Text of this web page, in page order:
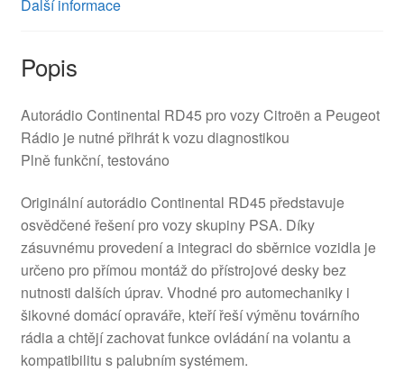
Další informace
Popis
Autorádio Continental RD45 pro vozy Citroën a Peugeot
Rádio je nutné přihrát k vozu diagnostikou
Plně funkční, testováno
Originální autorádio Continental RD45 představuje
osvědčené řešení pro vozy skupiny PSA. Díky
zásuvnému provedení a integraci do sběrnice vozidla je
určeno pro přímou montáž do přístrojové desky bez
nutnosti dalších úprav. Vhodné pro automechaniky i
šikovné domácí opraváře, kteří řeší výměnu továrního
rádia a chtějí zachovat funkce ovládání na volantu a
kompatibilitu s palubním systémem.